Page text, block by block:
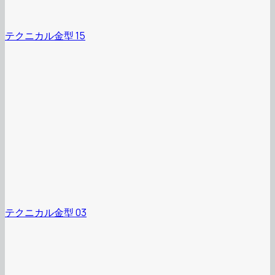
テクニカル金型 15
テクニカル金型 03